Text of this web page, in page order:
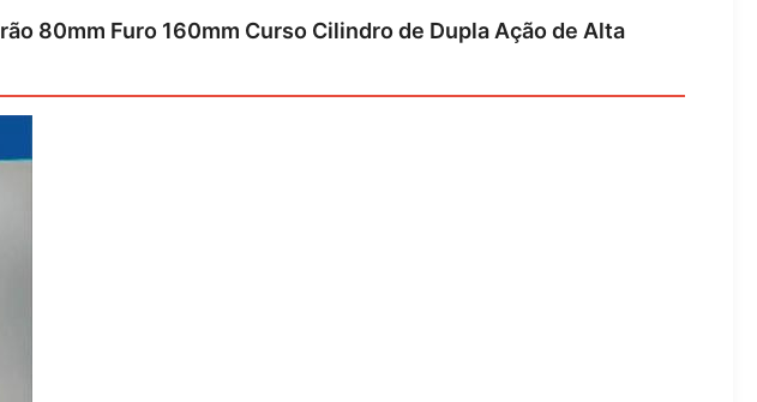
80mm Furo 160mm Curso Cilindro de Dupla Ação de Alta